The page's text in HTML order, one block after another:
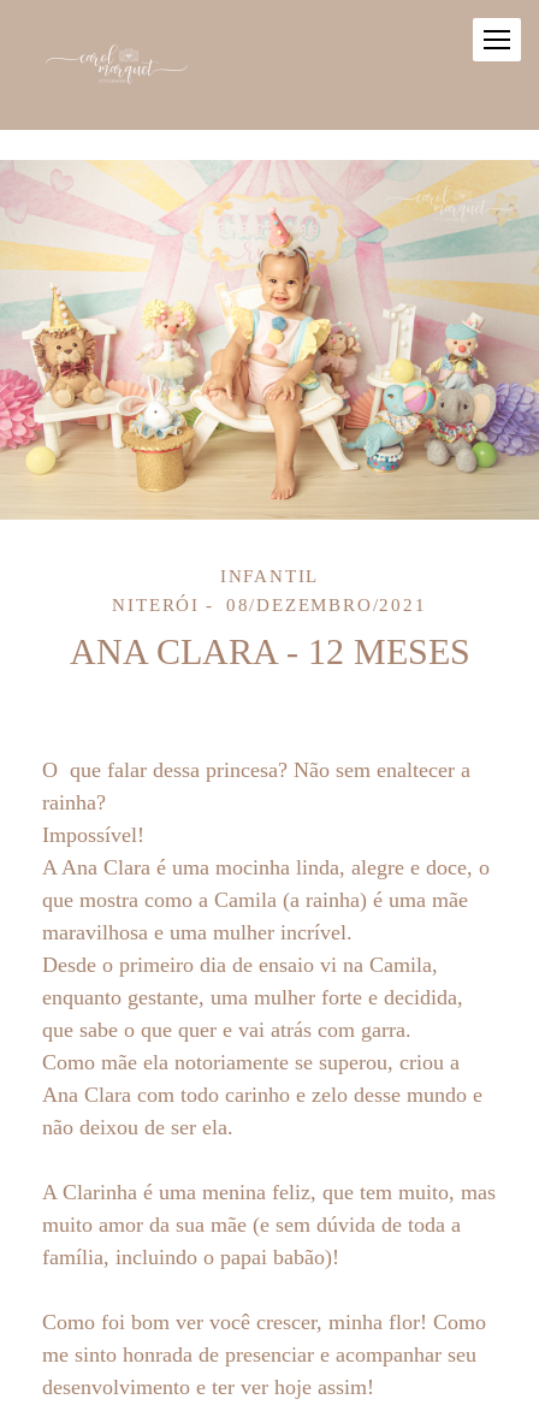
INFANTIL
NITERÓI
08/DEZEMBRO/2021
ANA CLARA - 12 MESES
O que falar dessa princesa? Não sem enaltecer a
rainha?
Impossível!
A Ana Clara é uma mocinha linda, alegre e doce, o
que mostra como a Camila (a rainha) é uma mãe
maravilhosa e uma mulher incrível.
Desde o primeiro dia de ensaio vi na Camila,
enquanto gestante, uma mulher forte e decidida,
que sabe o que quer e vai atrás com garra.
Como mãe ela notoriamente se superou, criou a
Ana Clara com todo carinho e zelo desse mundo e
não deixou de ser ela.
A Clarinha é uma menina feliz, que tem muito, mas
muito amor da sua mãe (e sem dúvida de toda a
família, incluindo o papai babão)!
Como foi bom ver você crescer, minha flor! Como
me sinto honrada de presenciar e acompanhar seu
desenvolvimento e ter ver hoje assim!